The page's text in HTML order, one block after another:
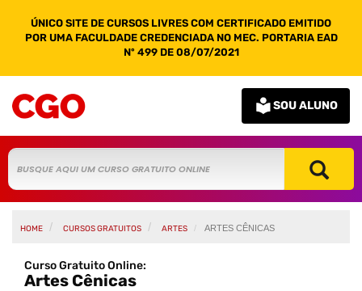
ÚNICO SITE DE CURSOS LIVRES COM CERTIFICADO EMITIDO
POR UMA FACULDADE CREDENCIADA NO MEC. PORTARIA EAD
Nº 499 DE 08/07/2021
SOU ALUNO
HOME CURSOS GRATUITOS ARTES ARTES CÊNICAS
Curso Gratuito Online:
Artes Cênicas